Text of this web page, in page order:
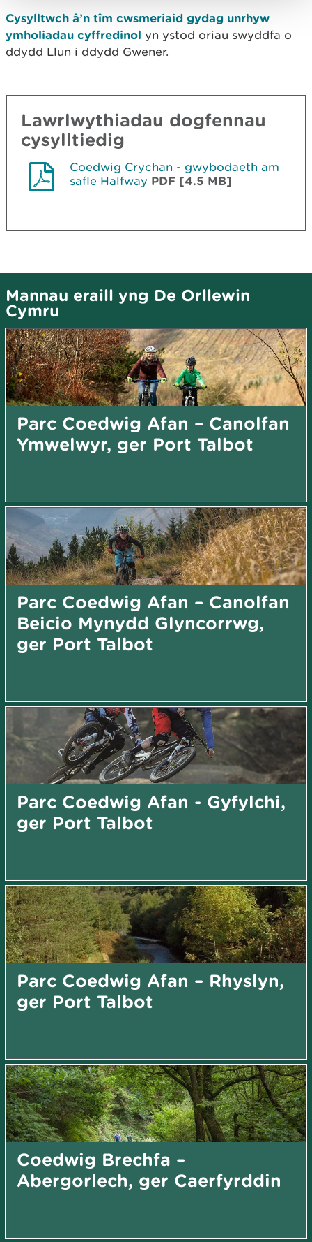
Cysylltwch â’n tîm cwsmeriaid gydag unrhyw
ymholiadau cyffredinol yn ystod oriau swyddfa o
ddydd Llun i ddydd Gwener.
Lawrlwythiadau dogfennau
cysylltiedig
Coedwig Crychan - gwybodaeth am
safle Halfway PDF [4.5 MB]
Mannau eraill yng De Orllewin
Cymru
Parc Coedwig Afan – Canolfan
Ymwelwyr, ger Port Talbot
Parc Coedwig Afan – Canolfan
Beicio Mynydd Glyncorrwg,
ger Port Talbot
Parc Coedwig Afan - Gyfylchi,
ger Port Talbot
Parc Coedwig Afan – Rhyslyn,
ger Port Talbot
Coedwig Brechfa –
Abergorlech, ger Caerfyrddin